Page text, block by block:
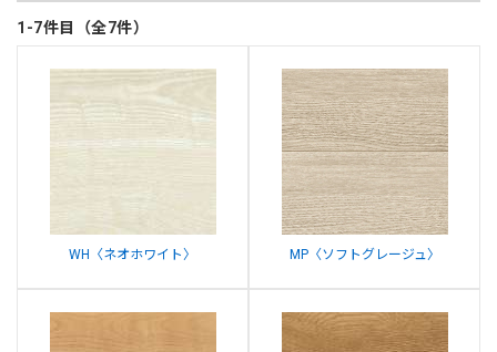
1-7件目（全7件）
WH〈ネオホワイト〉 MP〈ソフトグレージュ〉